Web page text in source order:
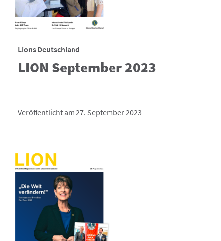
Lions Deutschland
LION September 2023
Veröffentlicht am 27. September 2023